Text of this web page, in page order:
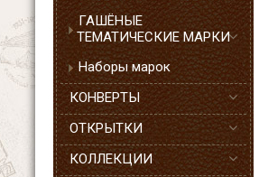
ГАШЁНЫЕ
ТЕМАТИЧЕСКИЕ МАРКИ
Наборы марок
КОНВЕРТЫ
ОТКРЫТКИ
КОЛЛЕКЦИИ